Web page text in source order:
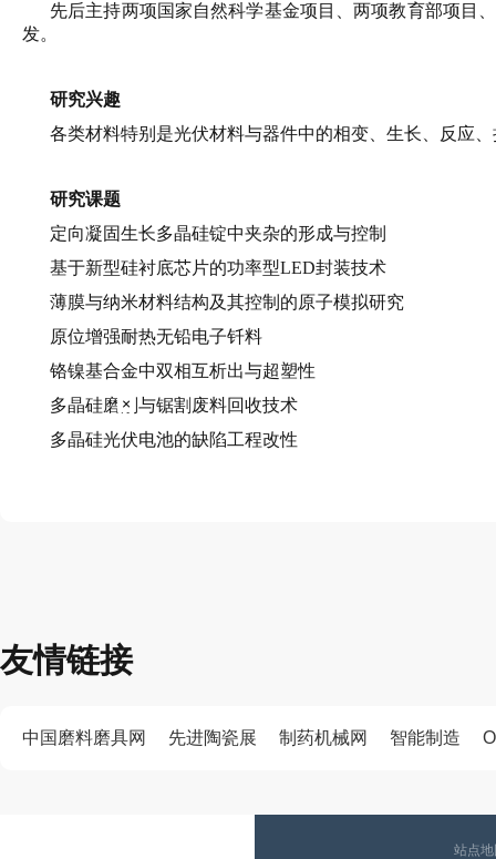
先后主持两项国家自然科学基金项目、两项教育部项目
发。
研究兴趣
各类材料特别是光伏材料与器件中的相变、生长、反应
研究课题
定向凝固生长多晶硅锭中夹杂的形成与控制
基于新型硅衬底芯片的功率型LED封装技术
薄膜与纳米材料结构及其控制的原子模拟研究
原位增强耐热无铅电子钎料
铬镍基合金中双相互析出与超塑性
多晶硅磨削与锯割废料回收技术
多晶硅光伏电池的缺陷工程改性
友情链接
中国磨料磨具网 先进陶瓷展 制药机械网 智能制造
站点
×